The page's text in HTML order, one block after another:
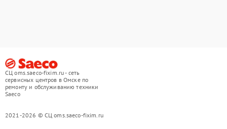
СЦ oms.saeco-fixim.ru - сеть
сервисных центров в Омске по
ремонту и обслуживанию техники
Saeco
2021-2026 © СЦ oms.saeco-fixim.ru